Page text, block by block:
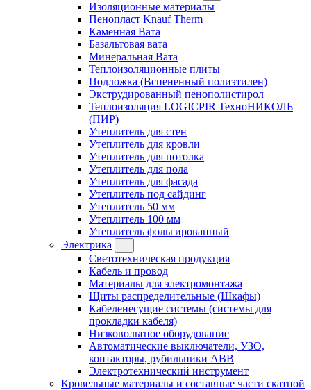
Изоляционные материалы
Пенопласт Knauf Therm
Каменная Вата
Базальтовая вата
Минеральная Вата
Теплоизоляционные плиты
Подложка (Вспененный полиэтилен)
Экструдированный пенополистирол
Теплоизоляция LOGICPIR ТехноНИКОЛЬ
(ПИР)
Утеплитель для стен
Утеплитель для кровли
Утеплитель для потолка
Утеплитель для пола
Утеплитель для фасада
Утеплитель под сайдинг
Утеплитель 50 мм
Утеплитель 100 мм
Утеплитель фольгированный
Электрика
Светотехническая продукция
Кабель и провод
Материалы для электромонтажа
Щиты распределительные (Шкафы)
Кабеленесущие системы (системы для
прокладки кабеля)
Низковольтное оборудование
Автоматические выключатели, УЗО,
контакторы, рубильники ABB
Электротехнический инструмент
Кровельные материалы и составные части скатной